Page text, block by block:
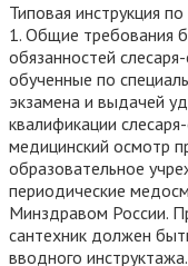
Типовая инструкция
1. Общие требования
обязанностей
обученные по
экзамена и выдачей
квалификации
медицинский осмотр
образовательное
периодические
Минздравом России.
сантехник должен
вводного